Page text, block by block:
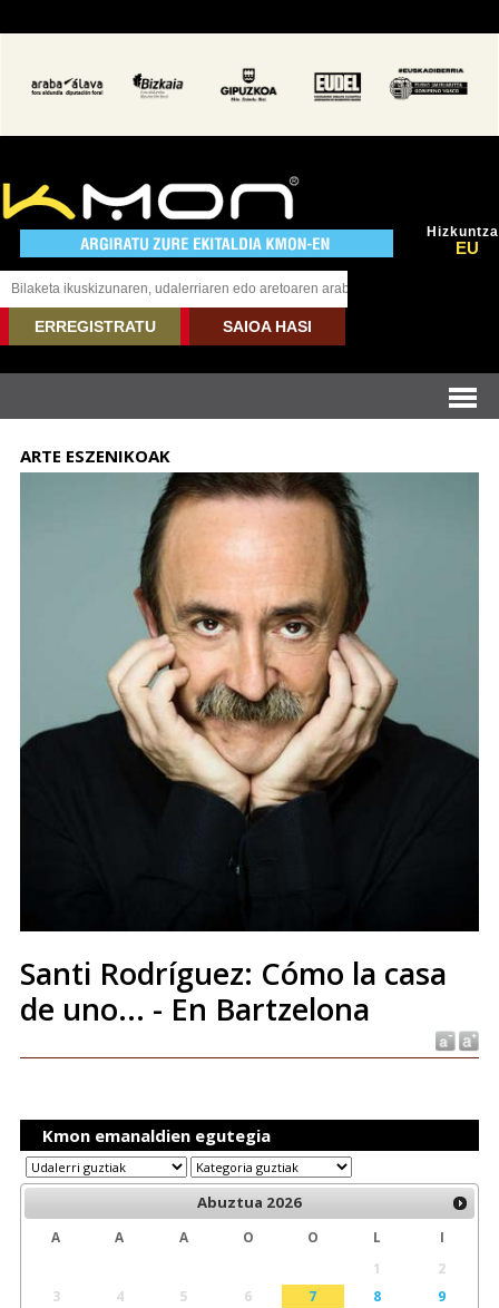
Hizkuntza
EU
ERREGISTRATU SAIOA HASI
ARTE ESZENIKOAK
Santi Rodríguez: Cómo la casa
de uno... - En Bartzelona
Kmon emanaldien egutegia
Abuztua 2026
A A A O O L
I
1
2
3
4 5 6 7 8
9